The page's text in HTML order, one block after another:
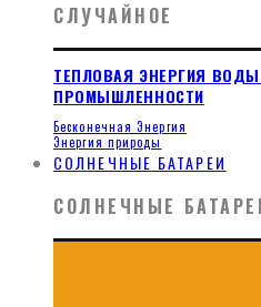
СЛУЧАЙНОЕ
ТЕПЛОВАЯ ЭНЕРГИЯ
ПРОМЫШЛЕННОСТИ
Бесконечная Энергия
Энергия природы
СОЛНЕЧНЫЕ БАТАРЕИ
СОЛНЕЧНЫЕ